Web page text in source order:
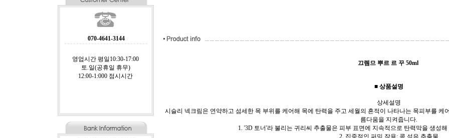
070-4641-3144
영업시간 평일10:30-17:00
토.일(공휴일 휴무)
12:00-1:000 점시시간
끄렘므 뿌르 르 꾸 50ml
■ 상품설명
상세설명
시슬리 넥크림은 연약하고 섬세한 목 부위를 케어해 목에 탄력을 주고 세월의 흔적이 나타나는 목피부를
름다움을 지켜줍니다.
1. '3D 토너'라 불리는 귀리씨 추출물은 피부 표면에 지속적으로 탄력막을 생성
2. 집중적인 퍼밍 작용: 콩 섬유 추출물